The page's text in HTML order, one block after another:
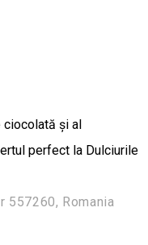
ciocolată și al
perfect la Dulciurile
557260, Romania